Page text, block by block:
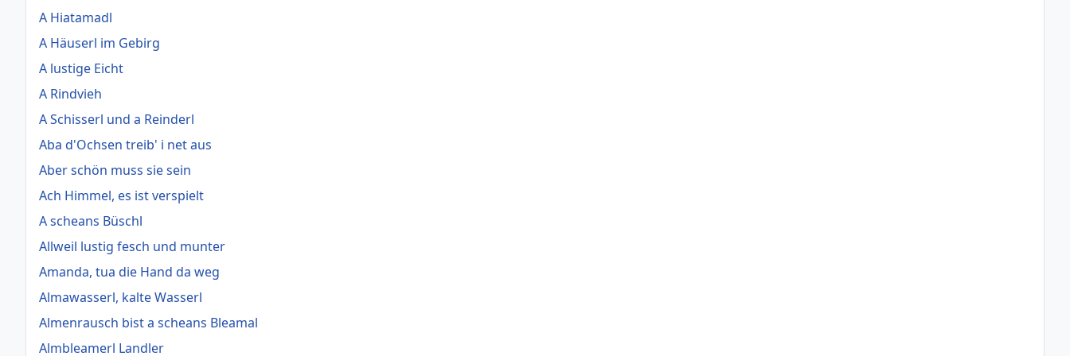
A Hiatamadl
A Häuserl im Gebirg
A lustige Eicht
A Rindvieh
A Schisserl und a Reinderl
Aba d'Ochsen treib' i net aus
Aber schön muss sie sein
Ach Himmel, es ist verspielt
A scheans Büschl
Allweil lustig fesch und munter
Amanda, tua die Hand da weg
Almawasserl, kalte Wasserl
Almenrausch bist a scheans Bleamal
Almbleamerl Landler